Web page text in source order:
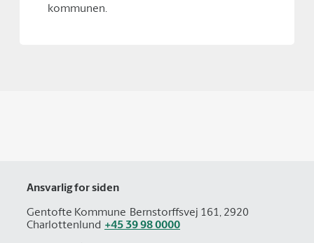
kommunen.
Ansvarlig for siden
Gentofte Kommune Bernstorffsvej 161, 2920
Charlottenlund +45 39 98 0000